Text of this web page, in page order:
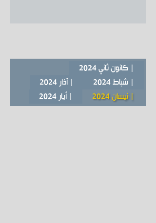
| كانون ثاني 2024
| شباط 2024
| آذار 2024
| نيسان 2024
| أيار 2024